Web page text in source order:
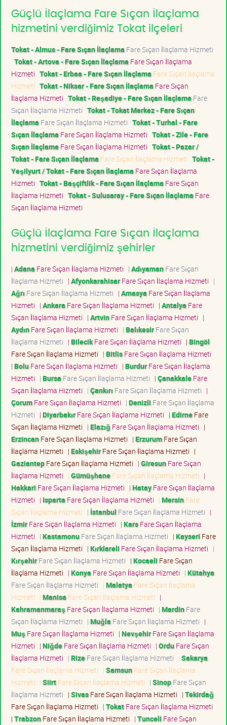
Güçlü İlaçlama Fare Sıçan İlaçlama
hizmetini verdiğimiz Tokat ilçeleri
Tokat - Almus - Fare Sıçan İlaçlama Fare Sıçan İlaçlama Hizmeti
Tokat - Artova - Fare Sıçan İlaçlama Fare Sıçan İlaçlama
Hizmeti Tokat - Erbaa - Fare Sıçan İlaçlama Fare Sıçan İlaçlama
Hizmeti Tokat - Niksar - Fare Sıçan İlaçlama Fare Sıçan
İlaçlama Hizmeti Tokat - Reşadiye - Fare Sıçan İlaçlama Fare
Sıçan İlaçlama Hizmeti Tokat - Tokat Merkez - Fare Sıçan
İlaçlama Fare Sıçan İlaçlama Hizmeti Tokat - Turhal - Fare
Sıçan İlaçlama Fare Sıçan İlaçlama Hizmeti Tokat - Zile - Fare
Sıçan İlaçlama Fare Sıçan İlaçlama Hizmeti Tokat - Pazar /
Tokat - Fare Sıçan İlaçlama Fare Sıçan İlaçlama Hizmeti Tokat -
Yeşilyurt / Tokat - Fare Sıçan İlaçlama Fare Sıçan İlaçlama
Hizmeti Tokat - Başçiftlik - Fare Sıçan İlaçlama Fare Sıçan
İlaçlama Hizmeti Tokat - Sulusaray - Fare Sıçan İlaçlama Fare
Sıçan İlaçlama Hizmeti
Güçlü İlaçlama Fare Sıçan İlaçlama
hizmetini verdiğimiz şehirler
| Adana Fare Sıçan İlaçlama Hizmeti | AdıyamanFare Sıçan
İlaçlama Hizmeti | AfyonkarahisarFare Sıçan İlaçlama Hizmeti |
Ağrı Fare Sıçan İlaçlama Hizmeti | Amasya Fare Sıçan İlaçlama
Hizmeti | Ankara Fare Sıçan İlaçlama Hizmeti | Antalya Fare
Sıçan İlaçlama Hizmeti | ArtvinFare Sıçan İlaçlama Hizmeti |
AydınFare Sıçan İlaçlama Hizmeti | BalıkesirFare Sıçan
İlaçlama Hizmeti | BilecikFare Sıçan İlaçlama Hizmeti | Bingöl
Fare Sıçan İlaçlama Hizmeti | BitlisFare Sıçan İlaçlama Hizmeti
| BoluFare Sıçan İlaçlama Hizmeti | BurdurFare Sıçan İlaçlama
Hizmeti | Bursa Fare Sıçan İlaçlama Hizmeti | ÇanakkaleFare
Sıçan İlaçlama Hizmeti | Çankırı Fare Sıçan İlaçlama Hizmeti |
ÇorumFare Sıçan İlaçlama Hizmeti | Denizli Fare Sıçan İlaçlama
Hizmeti | DiyarbakırFare Sıçan İlaçlama Hizmeti | EdirneFare
Sıçan İlaçlama Hizmeti | Elazığ Fare Sıçan İlaçlama Hizmeti |
ErzincanFare Sıçan İlaçlama Hizmeti | ErzurumFare Sıçan
İlaçlama Hizmeti | EskişehirFare Sıçan İlaçlama Hizmeti |
GaziantepFare Sıçan İlaçlama Hizmeti | GiresunFare Sıçan
İlaçlama Hizmeti | GümüşhaneFare Sıçan İlaçlama Hizmeti |
Hakkari Fare Sıçan İlaçlama Hizmeti | HatayFare Sıçan İlaçlama
Hizmeti | Isparta Fare Sıçan İlaçlama Hizmeti | MersinFare
Sıçan İlaçlama Hizmeti | İstanbul Fare Sıçan İlaçlama Hizmeti |
İzmirFare Sıçan İlaçlama Hizmeti | KarsFare Sıçan İlaçlama
Hizmeti | KastamonuFare Sıçan İlaçlama Hizmeti | Kayseri Fare
Sıçan İlaçlama Hizmeti | Kırklareli Fare Sıçan İlaçlama Hizmeti |
KırşehirFare Sıçan İlaçlama Hizmeti | Kocaeli Fare Sıçan
İlaçlama Hizmeti | Konya Fare Sıçan İlaçlama Hizmeti | Kütahya
Fare Sıçan İlaçlama Hizmeti | Malatya Fare Sıçan İlaçlama
Hizmeti | Manisa Fare Sıçan İlaçlama Hizmeti |
Kahramanmaraş Fare Sıçan İlaçlama Hizmeti | MardinFare
Sıçan İlaçlama Hizmeti | Muğla Fare Sıçan İlaçlama Hizmeti |
Muş Fare Sıçan İlaçlama Hizmeti | NevşehirFare Sıçan İlaçlama
Hizmeti | NiğdeFare Sıçan İlaçlama Hizmeti | OrduFare Sıçan
İlaçlama Hizmeti | RizeFare Sıçan İlaçlama Hizmeti | Sakarya
Fare Sıçan İlaçlama Hizmeti | SamsunFare Sıçan İlaçlama
Hizmeti | SiirtFare Sıçan İlaçlama Hizmeti | SinopFare Sıçan
İlaçlama Hizmeti | SivasFare Sıçan İlaçlama Hizmeti | Tekirdağ
Fare Sıçan İlaçlama Hizmeti | TokatFare Sıçan İlaçlama Hizmeti
| TrabzonFare Sıçan İlaçlama Hizmeti | Tunceli Fare Sıçan